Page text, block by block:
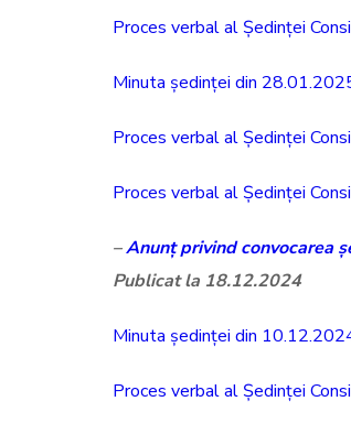
Proces verbal al Ședinței
Minuta ședinței din
Proces verbal al Ședinței
Proces verbal al Ședinței
–Anunț privind convocarea
Publicat la 18.12.2024
Minuta ședinței din
Proces verbal al Ședinței